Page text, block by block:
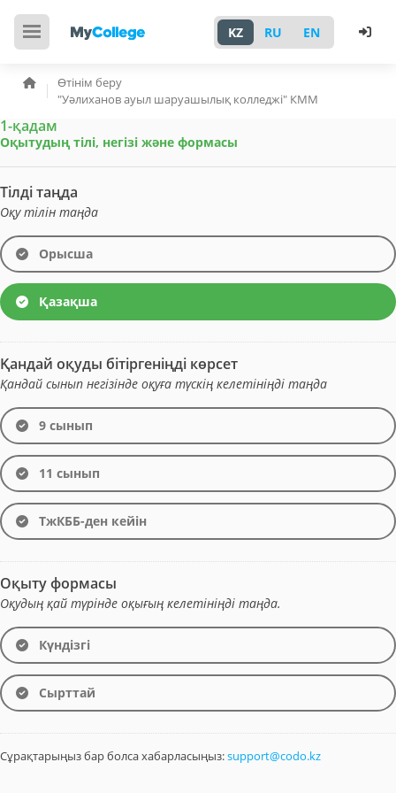
KZ RU EN
Өтінім беру
"Уәлиханов ауыл шаруашылық колледжі" КММ
1-қадам
Оқытудың тілі, негізі және формасы
Тілді таңда
Оқу тілін таңда
Орысша
Қазақша
Қандай оқуды бітіргеніңді көрсет
Қандай сынып негізінде оқуға түскің келетініңді таңда
9 сынып
11 сынып
ТжКББ-ден кейін
Оқыту формасы
Оқудың қай түрінде оқығың келетініңді таңда.
Күндізгі
Сырттай
Сұрақтарыңыз бар болса хабарласыңыз:support@codo.kz